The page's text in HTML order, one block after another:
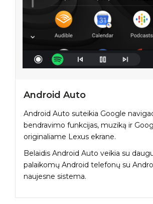
Android Auto
Android Auto suteikia Google
bendravimo funkcijas, muziką ir
originaliame Lexus ekrane.
Belaidis Android Auto veikia su
palaikomų Android telefonų su
naujesne sistema.